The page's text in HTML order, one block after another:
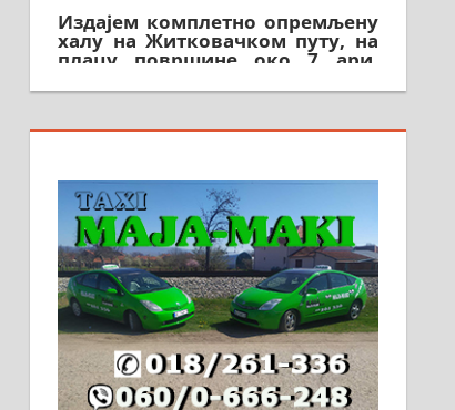
халу на Житковачком путу, на
плацу површине око 7 ари.
064/321-80-51; 063/102-35-25
На продају легализована, нова,
Зеленом виру у Алексинцу.
Могућа замена. 064/21-63-584
ПОСЛОВНИ ОГЛАСИ
Рудник и флотација Рудник
д.о.о. Рудник запошљава 20
помоћника рудара. Услови: